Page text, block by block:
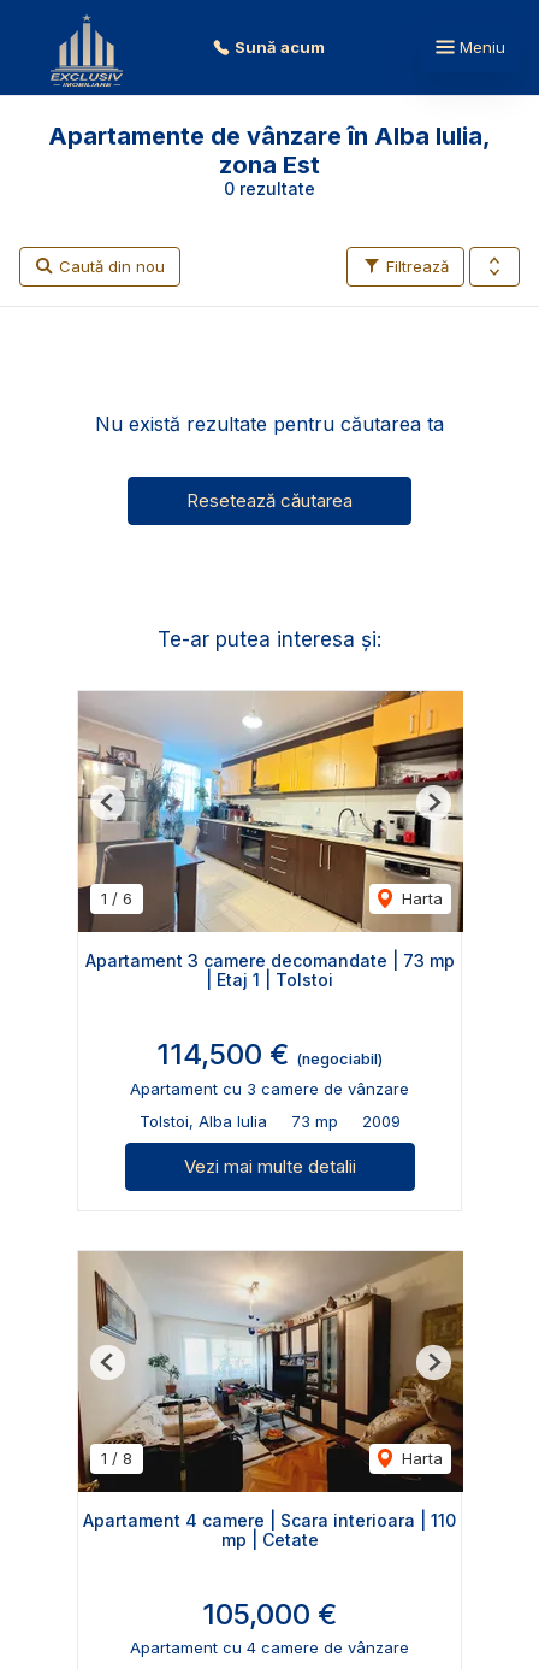
Sună acum Meniu
0 rezultate
Apartamente de vânzare în Alba Iulia,
zona Est
Filtrează
Caută din nou
Nu există rezultate pentru căutarea ta
Resetează căutarea
Te-ar putea interesa și:
1 / 6 Harta
Previous Next
Apartament 3 camere decomandate | 73 mp
| Etaj 1 | Tolstoi
114,500 € (negociabil)
Apartament cu 3 camere de vânzare
Tolstoi, Alba Iulia
73 mp 2009
Vezi mai multe detalii
1 / 8 Harta
Previous Next
Apartament 4 camere | Scara interioara | 110
mp | Cetate
105,000 €
Apartament cu 4 camere de vânzare